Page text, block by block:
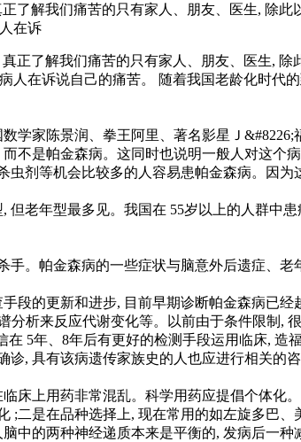
了解我们痛苦的只有家人、朋友、医生, 除
在诉
了解我们痛苦的只有家人、朋友、医生,
人在诉说自己的痛苦。 随着我国老龄化时代
家陈景润、拳王阿里、著名影星Ｊ&#8226;
不是帕金森病。这同时也说明一般人对这个
剂等机会比较多的人容易患帕金森病。因
年型最多见。我国在 55岁以上的人群中
帕金森病的一些症状与脑意外后遗症、老
的更新和进步, 目前早期诊断帕金森病已经
析来反应代谢变化等。以前由于条件限制,
5年、8年后有更好的检测手段运用临床, 造福
, 具有该病遗传家族史的人也应进行相关的咨
上用药非常混乱。科学用药应提倡个体化
;二是在品种选择上, 现在常用的如左旋多巴
中的两种神经递质本来是平衡的, 发病后一